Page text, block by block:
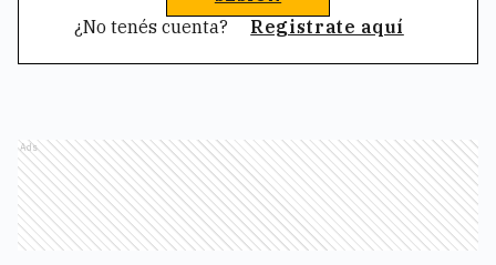
¿No tenés cuenta? Registrate aquí
Ads